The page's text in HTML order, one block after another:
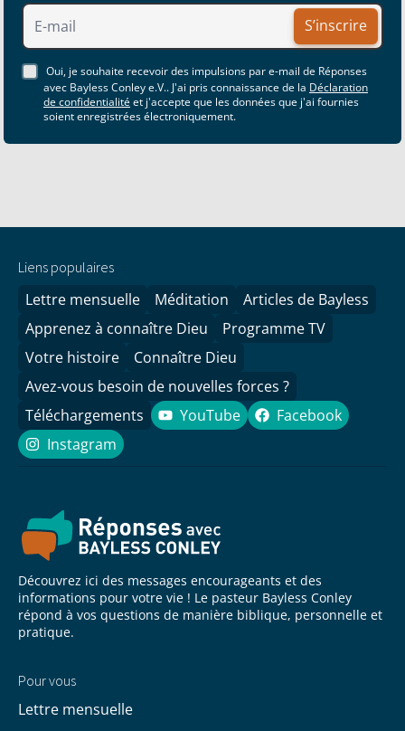
S’inscrire
Oui, je souhaite recevoir des impulsions par e-mail de Réponses
avec Bayless Conley e.V.. J'ai pris connaissance de la Déclaration
de confidentialitéet j'accepte que les données que j'ai fournies
soient enregistrées électroniquement.
Liens populaires
Lettre mensuelle Méditation
Articles de Bayless
Apprenez à connaître Dieu
Programme TV
Votre histoire
Connaître Dieu
Avez-vous besoin de nouvelles forces ?
Téléchargements
YouTube
YouTube Facebook
Facebook
Instagram
Instagram
Découvrez ici des messages encourageants et des
informations pour votre vie ! Le pasteur Bayless Conley
répond à vos questions de manière biblique, personnelle et
pratique.
Pour vous
Lettre mensuelle